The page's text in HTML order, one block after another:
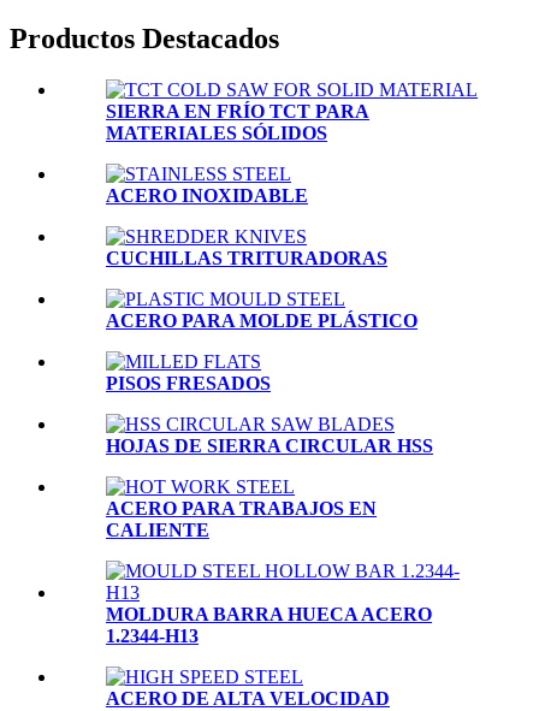
Productos Destacados
SIERRA EN FRÍO TCT PARA
MATERIALES SÓLIDOS
ACERO INOXIDABLE
CUCHILLAS TRITURADORAS
ACERO PARA MOLDE PLÁSTICO
PISOS FRESADOS
HOJAS DE SIERRA CIRCULAR HSS
ACERO PARA TRABAJOS EN
CALIENTE
MOLDURA BARRA HUECA ACERO
1.2344-H13
ACERO DE ALTA VELOCIDAD